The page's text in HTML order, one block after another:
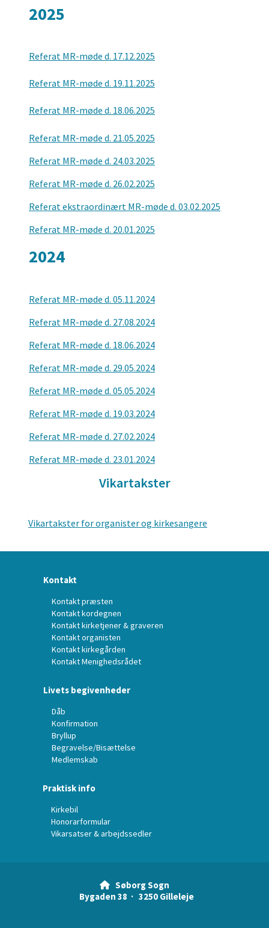
2025
Referat MR-møde d. 17.12.2025
Referat MR-møde d. 19.11.2025
Referat MR-møde d. 18.06.2025
Referat MR-møde d. 21.05.2025
Referat MR-møde d. 24.03.2025
Referat MR-møde d. 26.02.2025
Referat ekstraordinært MR-møde d. 03.02.2025
Referat MR-møde d. 20.01.2025
2024
Referat MR-møde d. 05.11.2024
Referat MR-møde d. 27.08.2024
Referat MR-møde d. 18.06.2024
Referat MR-møde d. 29.05.2024
Referat MR-møde d. 05.05.2024
Referat MR-møde d. 19.03.2024
Referat MR-møde d. 27.02.2024
Referat MR-møde d. 23.01.2024
Vikartakster
Vikartakster for organister og kirkesangere
Kontakt
Kontakt præsten
Kontakt kordegnen
Kontakt kirketjener & graveren
Kontakt organisten
Kontakt kirkegården
Kontakt Menighedsrådet
Livets begivenheder
Dåb
Konfirmation
Bryllup
Begravelse/Bisættelse
Medlemskab
Praktisk info
Kirkebil
Honorarformular
Vikarsatser & arbejdssedler
 Søborg Sogn
Bygaden 38 · 3250 Gilleleje